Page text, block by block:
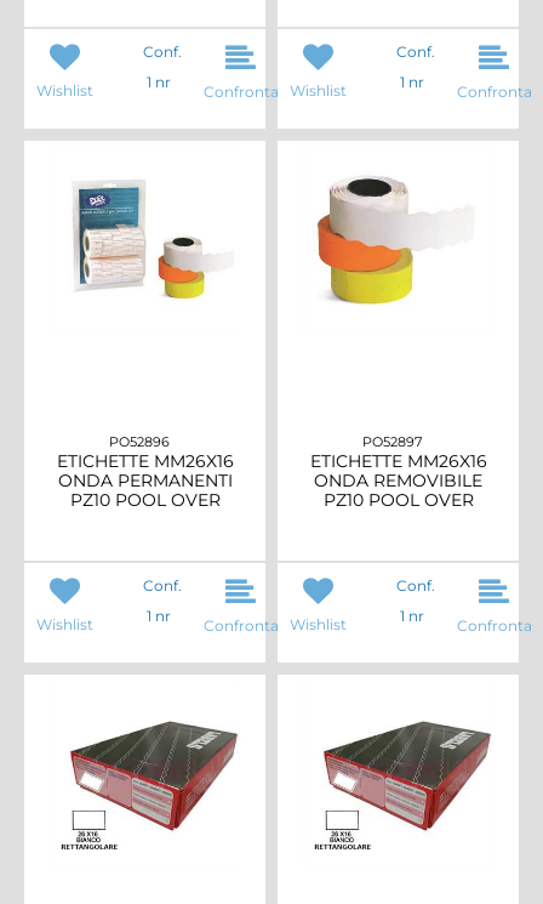
Wishlist
Conf.
1 nr
Confronta Wishlist
Conf.
1 nr
Confronta
PO52896
ETICHETTE MM26X16
ONDA PERMANENTI
PZ10 POOL OVER
Wishlist
Conf.
1 nr
Confronta
PO52897
ETICHETTE MM26X16
ONDA REMOVIBILE
PZ10 POOL OVER
Wishlist
Conf.
1 nr
Confronta